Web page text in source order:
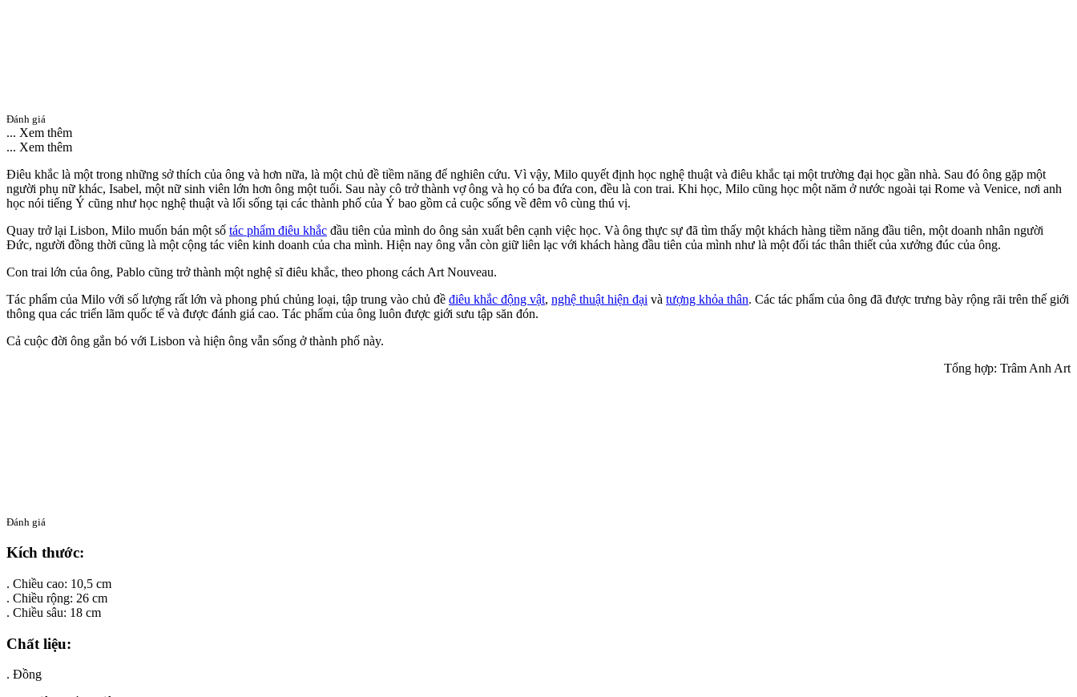
Đánh giá
... Xem thêm
... Xem thêm
Điêu khắc là một trong những sở thích của ông và hơn nữa, là một chủ đề tiềm năng để nghiên cứu. Vì vậy, Milo quyết định học nghệ thuật và điêu khắc tại một trường đại học gần nhà. Sau đó ông gặp một
người phụ nữ khác, Isabel, một nữ sinh viên lớn hơn ông một tuổi. Sau này cô trở thành vợ ông và họ có ba đứa con, đều là con trai. Khi học, Milo cũng học một năm ở nước ngoài tại Rome và Venice, nơi anh
học nói tiếng Ý cũng như học nghệ thuật và lối sống tại các thành phố của Ý bao gồm cả cuộc sống về đêm vô cùng thú vị.
Quay trở lại Lisbon, Milo muốn bán một số tác phẩm điêu khắc đầu tiên của mình do ông sản xuất bên cạnh việc học. Và ông thực sự đã tìm thấy một khách hàng tiềm năng đầu tiên, một doanh nhân người
Đức, người đồng thời cũng là một cộng tác viên kinh doanh của cha mình. Hiện nay ông vẫn còn giữ liên lạc với khách hàng đầu tiên của mình như là một đối tác thân thiết của xưởng đúc của ông.
Con trai lớn của ông, Pablo cũng trở thành một nghệ sĩ điêu khắc, theo phong cách Art Nouveau.
Tác phẩm của Milo với số lượng rất lớn và phong phú chủng loại, tập trung vào chủ đề điêu khắc động vật, nghệ thuật hiện đại và tượng khỏa thân. Các tác phẩm của ông đã được trưng bày rộng rãi trên thế giới
thông qua các triển lãm quốc tế và được đánh giá cao. Tác phẩm của ông luôn được giới sưu tập săn đón.
Cả cuộc đời ông gắn bó với Lisbon và hiện ông vẫn sống ở thành phố này.
Tổng hợp: Trâm Anh Art
Đánh giá
Kích thước:
. Chiều cao: 10,5 cm
. Chiều rộng: 26 cm
. Chiều sâu: 18 cm
Chất liệu:
. Đồng